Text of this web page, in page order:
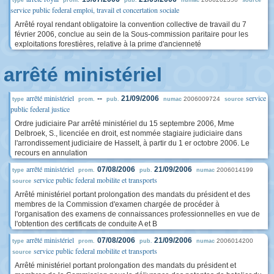
service public federal emploi, travail et concertation sociale
Arrêté royal rendant obligatoire la convention collective de travail du 7
février 2006, conclue au sein de la Sous-commission paritaire pour les
exploitations forestières, relative à la prime d'ancienneté
arrêté ministériel
type arrêté ministériel prom. -- pub. 21/09/2006 numac 2006009724 source service
public federal justice
Ordre judiciaire Par arrêté ministériel du 15 septembre 2006, Mme
Delbroek, S., licenciée en droit, est nommée stagiaire judiciaire dans
l'arrondissement judiciaire de Hasselt, à partir du 1 er octobre 2006. Le
recours en annulation
type arrêté ministériel prom. 07/08/2006 pub. 21/09/2006 numac 2006014199
source service public federal mobilite et transports
Arrêté ministériel portant prolongation des mandats du président et des
membres de la Commission d'examen chargée de procéder à
l'organisation des examens de connaissances professionnelles en vue de
l'obtention des certificats de conduite A et B
type arrêté ministériel prom. 07/08/2006 pub. 21/09/2006 numac 2006014200
source service public federal mobilite et transports
Arrêté ministériel portant prolongation des mandats du président et